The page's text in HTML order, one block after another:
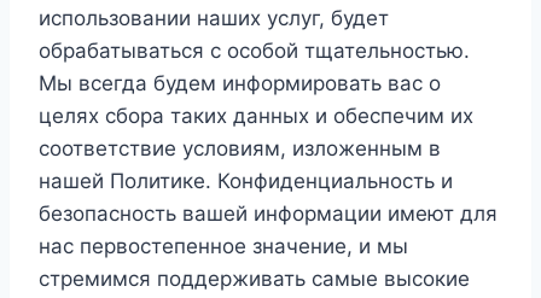
использовании наших услуг, будет
обрабатываться с особой тщательностью.
Мы всегда будем информировать вас о
целях сбора таких данных и обеспечим их
соответствие условиям, изложенным в
нашей Политике. Конфиденциальность и
безопасность вашей информации имеют для
нас первостепенное значение, и мы
стремимся поддерживать самые высокие